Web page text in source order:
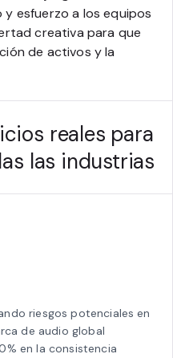
esfuerzo a los equipos
creativa para que
de activos y la
reales para
las industrias
riesgos potenciales en
de audio global
en la consistencia